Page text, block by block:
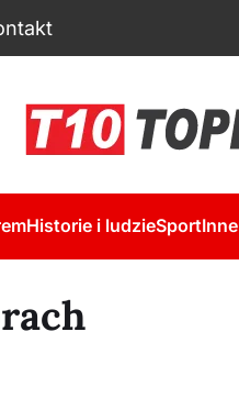
Historie i ludzieSportInne